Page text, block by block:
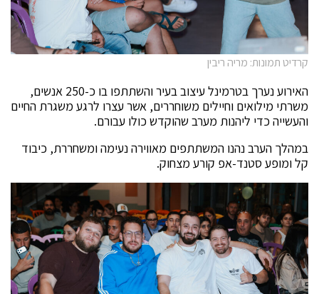
קרדיט תמונות: מריה ריבין
האירוע נערך בטרמינל עיצוב בעיר והשתתפו בו כ-250 אנשים,
משרתי מילואים וחיילים משוחררים, אשר עצרו לרגע משגרת החיים
והעשייה כדי ליהנות מערב שהוקדש כולו עבורם.
במהלך הערב נהנו המשתתפים מאווירה נעימה ומשחררת, כיבוד
קל ומופע סטנד-אפ קורע מצחוק.